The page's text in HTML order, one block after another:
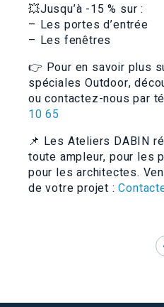
💥Jusqu’à -15 % sur :
– Les portes d’entrée
– Les fenêtres
👉 Pour en savoir plus
spéciales Outdoor,
ou contactez-nous par
10 65
📌 Les Ateliers DABIN
toute ampleur, pour les
pour les architectes.
de votre projet :